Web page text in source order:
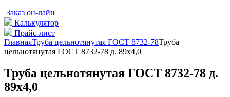
Заказ он-лайн
Калькулятор
Прайс-лист
ГлавнаяТруба цельнотянутая ГОСТ 8732-78Труба
цельнотянутая ГОСТ 8732-78 д. 89х4,0
Труба цельнотянутая ГОСТ 8732-78 д.
89х4,0